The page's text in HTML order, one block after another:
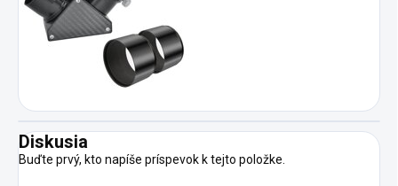
Diskusia
Buďte prvý, kto napíše príspevok k tejto položke.